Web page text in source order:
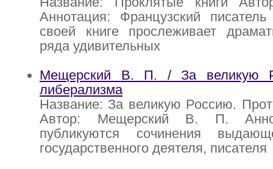
Аннотация: Французский
своей книге прослеживает
ряда удивительных
Мещерский В. П. / За великую
либерализма
Название: За великую Россию.
Автор: Мещерский В. П.
публикуются сочинения
государственного деятеля, писателя